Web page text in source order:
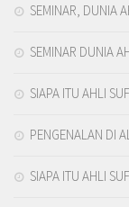
SEMINAR, DUNIA
SEMINAR DUNIA
SIAPA ITU AHLI
PENGENALAN DI
SIAPA ITU AHLI